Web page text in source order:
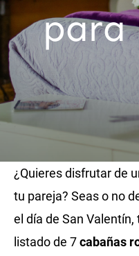
para
¿Quieres disfrutar de
tu pareja? Seas o no
el día de San
listado de 7cabañas